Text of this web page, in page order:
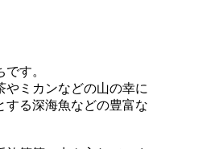
す。
ミカンなどの山の幸に
する深海魚などの豊富な